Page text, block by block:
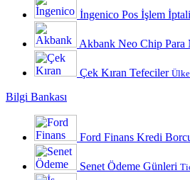
İngenico Pos İşlem İptali
Akbank Neo Chip Para
Çek Kıran Tefeciler
Bilgi Bankası
Ford Finans Kredi
Senet Ödeme Günleri